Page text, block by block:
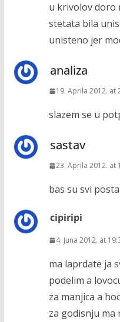
u krivolov doro
stetata bila
unisteno jer
analiza
19. Aprila 2012. at
slazem se u
sastav
23. Aprila 2012. at
bas su svi
cipiripi
4. Juna 2012. at
ma laprdate ja
podelim a
za manjica a
za godisnju ma